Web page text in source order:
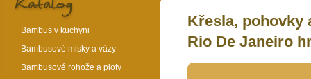
Křesla, pohovky
Rio De Janeiro
Bambus v kuchyni
Bambusové misky a vázy
Bambusové rohože a ploty